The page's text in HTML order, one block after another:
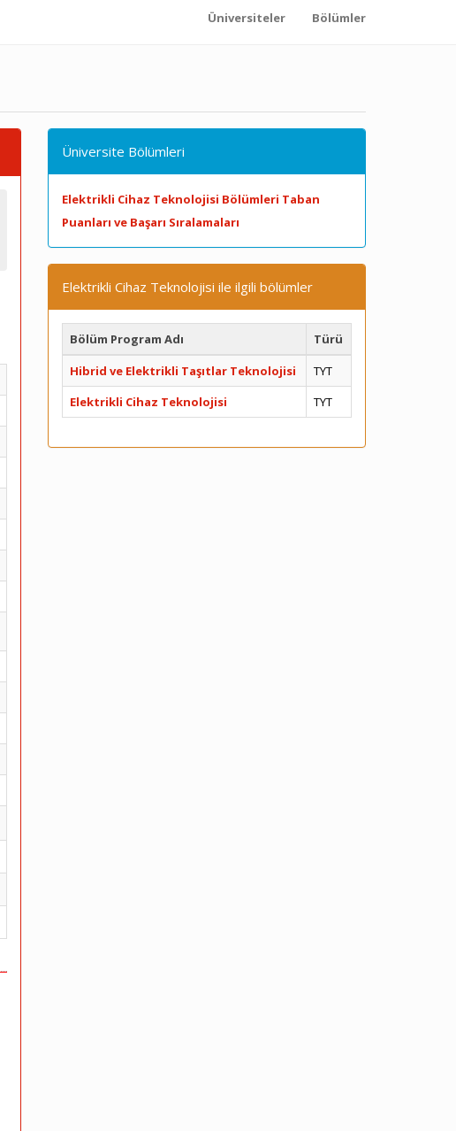
Üniversiteler Bölümler
Üniversite Bölümleri
Elektrikli Cihaz Teknolojisi Bölümleri Taban
Puanları ve Başarı Sıralamaları
Elektrikli Cihaz Teknolojisi ile ilgili bölümler
Bölüm Program Adı
Türü
Hibrid ve Elektrikli Taşıtlar Teknolojisi
TYT
Elektrikli Cihaz Teknolojisi
TYT